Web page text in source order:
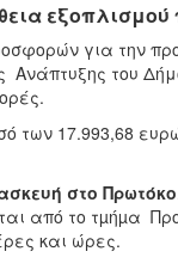
για την
Ανάπτυξης του
των 17.993,68
στο
από το τµήµα
και ώρες.